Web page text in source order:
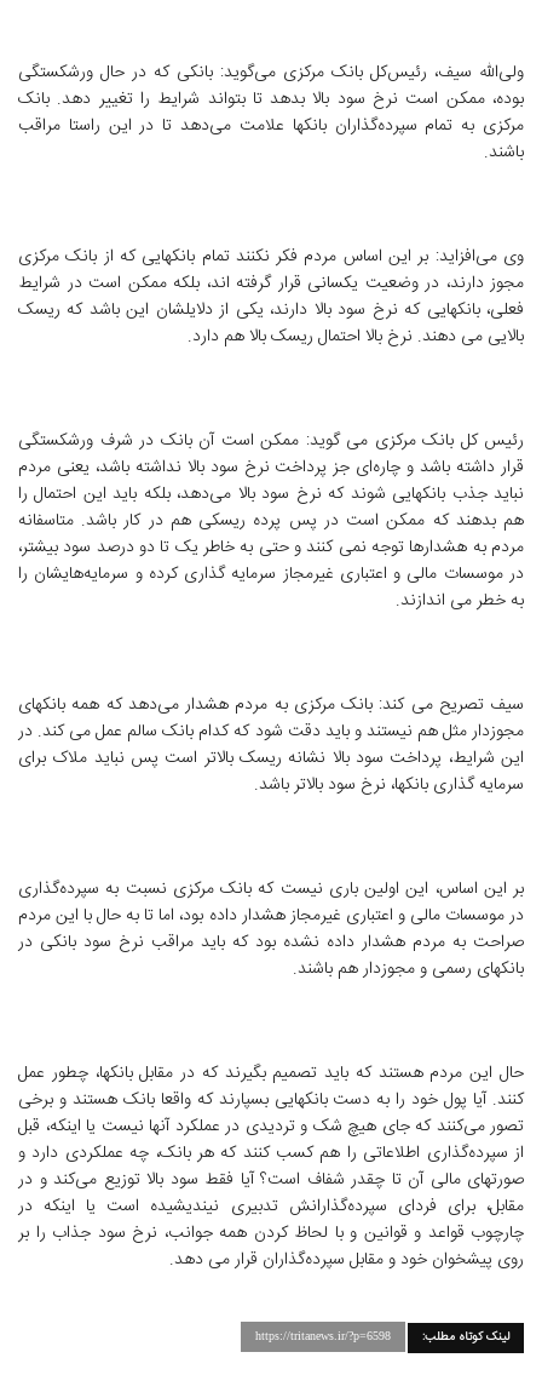
ولی‌الله سیف، رئیس‌کل بانک مرکزی می‌گوید: بانکی که در حال ورشکستگی
بوده، ممکن است نرخ سود بالا بدهد تا بتواند شرایط را تغییر دهد. بانک
مرکزی به تمام سپرده‌گذاران بانکها علامت می‌دهد تا در این راستا مراقب
باشند.
وی می‌افزاید: بر این اساس مردم فکر نکنند تمام بانکهایی که از بانک مرکزی
مجوز دارند، در وضعیت یکسانی قرار گرفته اند، بلکه ممکن است در شرایط
فعلی، بانکهایی که نرخ سود بالا دارند، یکی از دلایلشان این باشد که ریسک
بالایی می دهند. نرخ بالا احتمال ریسک بالا هم دارد.
رئیس کل بانک مرکزی می گوید: ممکن است آن بانک در شرف ورشکستگی
قرار داشته باشد و چاره‌ای جز پرداخت نرخ سود بالا نداشته باشد، یعنی مردم
نباید جذب بانکهایی شوند که نرخ سود بالا می‌دهد، بلکه باید این احتمال را
هم بدهند که ممکن است در پس پرده ریسکی هم در کار باشد. متاسفانه
مردم به هشدارها توجه نمی کنند و حتی به خاطر یک تا دو درصد سود بیشتر،
در موسسات مالی و اعتباری غیرمجاز سرمایه گذاری کرده و سرمایه‌هایشان را
به خطر می اندازند.
سیف تصریح می کند: بانک مرکزی به مردم هشدار می‌دهد که همه بانکهای
مجوزدار مثل هم نیستند و باید دقت شود که کدام بانک سالم عمل می کند. در
این شرایط، پرداخت سود بالا نشانه ریسک بالاتر است پس نباید ملاک برای
سرمایه گذاری بانکها، نرخ سود بالاتر باشد.
بر این اساس، این اولین باری نیست که بانک مرکزی نسبت به سپرده‌گذاری
در موسسات مالی و اعتباری غیرمجاز هشدار داده بود، اما تا به حال با این مردم
صراحت به مردم هشدار داده نشده بود که باید مراقب نرخ سود بانکی در
بانکهای رسمی و مجوزدار هم باشند.
حال این مردم هستند که باید تصمیم بگیرند که در مقابل بانکها، چطور عمل
کنند. آیا پول خود را به دست بانکهایی بسپارند که واقعا بانک هستند و برخی
تصور می‌کنند که جای هیچ شک و تردیدی در عملکرد آنها نیست یا اینکه، قبل
از سپرده‌گذاری اطلاعاتی را هم کسب کنند که هر بانک، چه عملکردی دارد و
صورتهای مالی آن تا چقدر شفاف است؟ آیا فقط سود بالا توزیع می‌کند و در
مقابل، برای فردای سپرده‌گذارانش تدبیری نیندیشیده است یا اینکه در
چارچوب قواعد و قوانین و با لحاظ کردن همه جوانب، نرخ سود جذاب را بر
روی پیشخوان خود و مقابل سپرده‌گذاران قرار می دهد.
لینک کوتاه مطلب: https://tritanews.ir/?p=6598